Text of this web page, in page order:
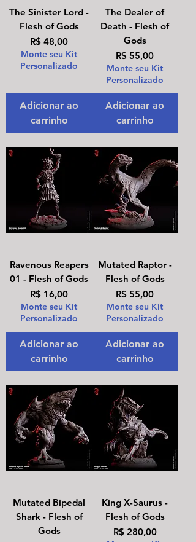
The Sinister Lord -
Flesh of Gods
Preço
R$ 48,00
Monte seu Kit
Personalizado
Adicionar ao
carrinho
The Dealer of
Death - Flesh of
Gods
Preço
R$ 55,00
Monte seu Kit
Personalizado
Adicionar ao
carrinho
Ravenous Reapers
01 - Flesh of Gods
Preço
R$ 16,00
Monte seu Kit
Personalizado
Adicionar ao
carrinho
Mutated Raptor -
Flesh of Gods
Preço
R$ 55,00
Monte seu Kit
Personalizado
Adicionar ao
carrinho
Mutated Bipedal
Shark - Flesh of
Gods
King X-Saurus -
Flesh of Gods
Preço
R$ 280,00